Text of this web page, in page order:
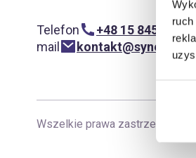
Telefon
+48 15 845 29 62
mail
Wszelkie prawa zastrzeżone